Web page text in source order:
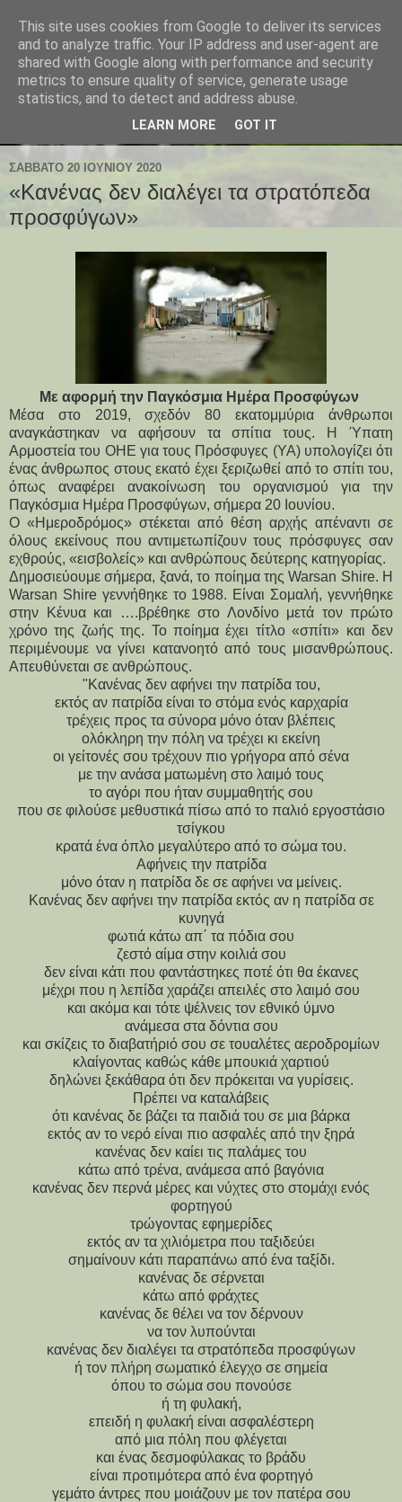
ΣΆΒΒΑΤΟ 20 ΙΟΥΝΊΟΥ 2020
«Κανένας δεν διαλέγει τα στρατόπεδα
προσφύγων»
Με αφορμή την Παγκόσμια Ημέρα Προσφύγων
Μέσα στο 2019, σχεδόν 80 εκατομμύρια άνθρωποι
αναγκάστηκαν να αφήσουν τα σπίτια τους. Η Ύπατη
Αρμοστεία του ΟΗΕ για τους Πρόσφυγες (ΥΑ) υπολογίζει ότι
ένας άνθρωπος στους εκατό έχει ξεριζωθεί από το σπίτι του,
όπως αναφέρει ανακοίνωση του οργανισμού για την
Παγκόσμια Ημέρα Προσφύγων, σήμερα 20 Ιουνίου.
Ο «Ημεροδρόμος» στέκεται από θέση αρχής απέναντι σε
όλους εκείνους που αντιμετωπίζουν τους πρόσφυγες σαν
εχθρούς, «εισβολείς» και ανθρώπους δεύτερης κατηγορίας.
Δημοσιεύουμε σήμερα, ξανά, το ποίημα της Warsan Shire. Η
Warsan Shire γεννήθηκε το 1988. Είναι Σομαλή, γεννήθηκε
στην Κένυα και ….βρέθηκε στο Λονδίνο μετά τον πρώτο
χρόνο της ζωής της. Το ποίημα έχει τίτλο «σπίτι» και δεν
περιμένουμε να γίνει κατανοητό από τους μισανθρώπους.
Απευθύνεται σε ανθρώπους.
"Κανένας δεν αφήνει την πατρίδα του,
εκτός αν πατρίδα είναι το στόμα ενός καρχαρία
τρέχεις προς τα σύνορα μόνο όταν βλέπεις
ολόκληρη την πόλη να τρέχει κι εκείνη
οι γείτονές σου τρέχουν πιο γρήγορα από σένα
με την ανάσα ματωμένη στο λαιμό τους
το αγόρι που ήταν συμμαθητής σου
που σε φιλούσε μεθυστικά πίσω από το παλιό εργοστάσιο
τσίγκου
κρατά ένα όπλο μεγαλύτερο από το σώμα του.
Αφήνεις την πατρίδα
μόνο όταν η πατρίδα δε σε αφήνει να μείνεις.
Κανένας δεν αφήνει την πατρίδα εκτός αν η πατρίδα σε
κυνηγά
φωτιά κάτω απ΄ τα πόδια σου
ζεστό αίμα στην κοιλιά σου
δεν είναι κάτι που φαντάστηκες ποτέ ότι θα έκανες
μέχρι που η λεπίδα χαράζει απειλές στο λαιμό σου
και ακόμα και τότε ψέλνεις τον εθνικό ύμνο
ανάμεσα στα δόντια σου
και σκίζεις το διαβατήριό σου σε τουαλέτες αεροδρομίων
κλαίγοντας καθώς κάθε μπουκιά χαρτιού
δηλώνει ξεκάθαρα ότι δεν πρόκειται να γυρίσεις.
Πρέπει να καταλάβεις
ότι κανένας δε βάζει τα παιδιά του σε μια βάρκα
εκτός αν το νερό είναι πιο ασφαλές από την ξηρά
κανένας δεν καίει τις παλάμες του
κάτω από τρένα, ανάμεσα από βαγόνια
κανένας δεν περνά μέρες και νύχτες στο στομάχι ενός
φορτηγού
τρώγοντας εφημερίδες
εκτός αν τα χιλιόμετρα που ταξιδεύει
σημαίνουν κάτι παραπάνω από ένα ταξίδι.
κανένας δε σέρνεται
κάτω από φράχτες
κανένας δε θέλει να τον δέρνουν
να τον λυπούνται
κανένας δεν διαλέγει τα στρατόπεδα προσφύγων
ή τον πλήρη σωματικό έλεγχο σε σημεία
όπου το σώμα σου πονούσε
ή τη φυλακή,
επειδή η φυλακή είναι ασφαλέστερη
από μια πόλη που φλέγεται
και ένας δεσμοφύλακας το βράδυ
είναι προτιμότερα από ένα φορτηγό
γεμάτο άντρες που μοιάζουν με τον πατέρα σου
This site uses cookies from Google to deliver its services
and to analyze traffic. Your IP address and user-agent are
shared with Google along with performance and security
metrics to ensure quality of service, generate usage
statistics, and to detect and address abuse.
LEARN MORE GOT IT